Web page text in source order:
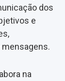
dos
e
na